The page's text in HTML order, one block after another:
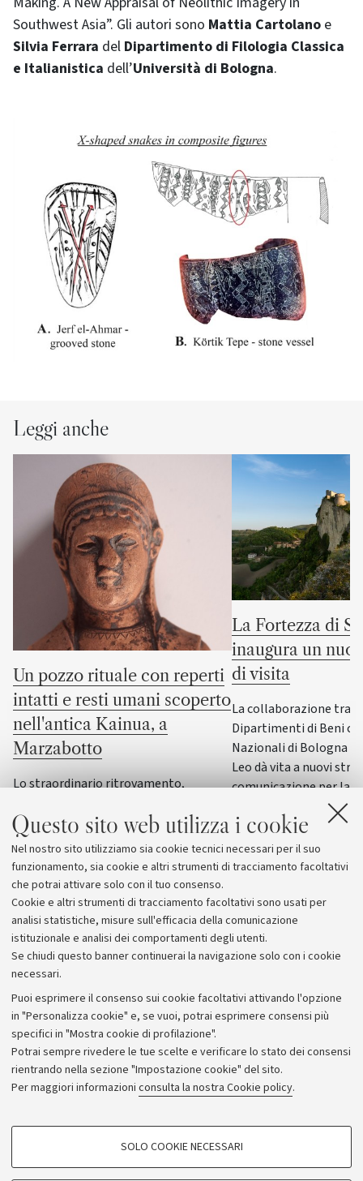
Questo sito web utilizza i cookie
Nel nostro sito utilizziamo sia cookie tecnici necessari per il suo
funzionamento, sia cookie e altri strumenti di tracciamento facoltativi
che potrai attivare solo con il tuo consenso.
Cookie e altri strumenti di tracciamento facoltativi sono usati per
analisi statistiche, misure sull'efficacia della comunicazione
istituzionale e analisi dei comportamenti degli utenti.
Se chiudi questo banner continuerai la navigazione solo con i cookie
necessari.
Puoi esprimere il consenso sui cookie facoltativi attivando l'opzione
in "Personalizza cookie" e, se vuoi, potrai esprimere consensi più
specifici in "Mostra cookie di profilazione".
Potrai sempre rivedere le tue scelte e verificare lo stato dei consensi
rientrando nella sezione "Impostazione cookie" del sito.
Per maggiori informazioni consulta la nostra Cookie policy.
COOKIE DI PROFILAZIONE - FACOLTATIVI
SOLO COOKIE NECESSARI
Southwest Asia”. Gli autori sono Mattia Cartolano e
Silvia Ferrara del Dipartimento di Filologia Classica
e Italianistica dell’Università di Bologna.
Leggi anche
Un pozzo rituale con reperti
intatti e resti umani scoperto
nell'antica Kainua, a
Marzabotto
Lo straordinario ritrovamento,
svela la sacralità dell’acqua e offre
nuove conoscenze sui riti di fondazione
delle città etrusche
La Fortezza di
inaugura un
di visita
La collaborazione tra il
Dipartimenti di Beni
Nazionali di Bologna e
Leo dà vita a nuovi
comunicazione per la
Archivio
Comunicati stampa
Redazione
Rassegna stampa